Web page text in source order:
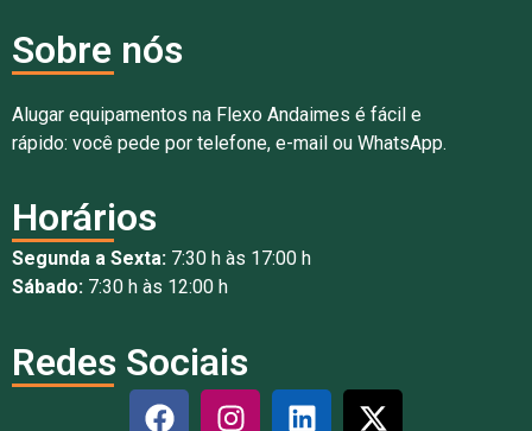
Sobre nós
Alugar equipamentos na Flexo Andaimes é fácil e
rápido: você pede por telefone, e-mail ou WhatsApp.
Horários
Segunda a Sexta: 7:30 h às 17:00 h
Sábado: 7:30 h às 12:00 h
Redes Sociais